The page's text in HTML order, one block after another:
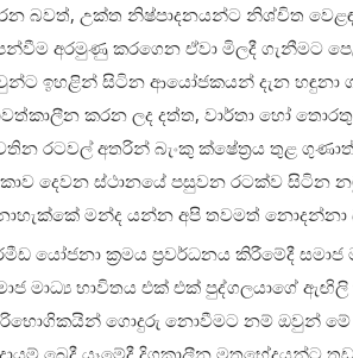
බවත්, උක්ත නිෂ්පාදනයන්ට නිශ්චිත
අරමුණු කරගෙන ඒවා මිලදී ගැනීමට
ඉහළින් සිටින ආයෝජකයන් දැන හඳුනා
කරන ලද දත්ත, වාර්තා හෝ
රටවල් අතරින් බැංකු ක්ෂේත්‍රය තුළ
දෙවන ස්ථානයේ පසුවන රටක්ව සිටින
මන්ද යන්න අපි තවමත් නොදන්නා
යෝජනා ක්‍රමය ප්‍රවර්ධනය කිරීමේදී
මාධ්‍ය භාවිතය එක් එක් පුද්ගලයාගේ
ගොදුරු නොවීමට නම් ඔවුන් මේ
බෙදී යෑමේදී දිගුකාලීන මතභේදයන්ට